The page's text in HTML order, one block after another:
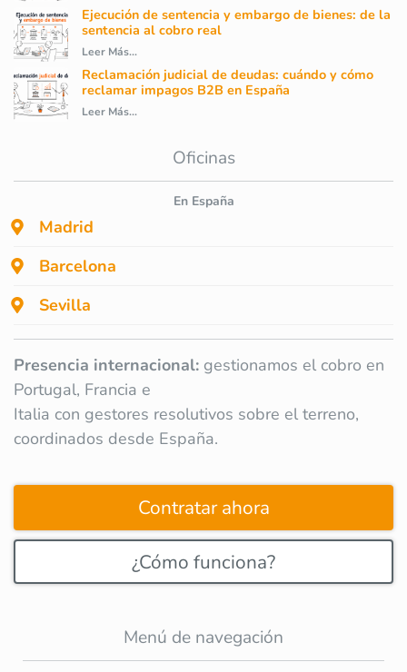
Ejecución de sentencia y embargo de bienes: de la
sentencia al cobro real
Leer Más...
Reclamación judicial de deudas: cuándo y cómo
reclamar impagos B2B en España
Leer Más...
Oficinas
En España
Madrid
Barcelona
Sevilla
Presencia internacional: gestionamos el cobro en
Portugal, Francia e
Italia con gestores resolutivos sobre el terreno,
coordinados desde España.
Contratar ahora
¿Cómo funciona?
Menú de navegación